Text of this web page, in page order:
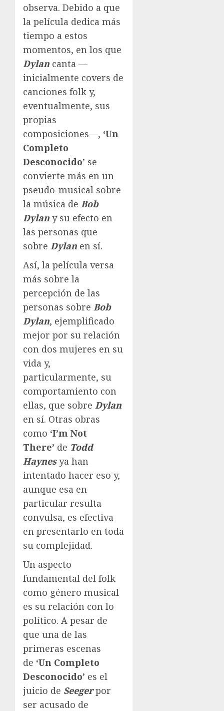
observa. Debido a que
la película dedica más
tiempo a estos
momentos, en los que
Dylan canta —
inicialmente covers de
canciones folk y,
eventualmente, sus
propias
composiciones—, ‘Un
Completo
Desconocido’ se
convierte más en un
pseudo-musical sobre
la música de Bob
Dylan y su efecto en
las personas que
sobre Dylan en sí.
Así, la película versa
más sobre la
percepción de las
personas sobre Bob
Dylan, ejemplificado
mejor por su relación
con dos mujeres en su
vida y,
particularmente, su
comportamiento con
ellas, que sobre Dylan
en sí. Otras obras
como ‘I’m Not
There’ de Todd
Haynesya han
intentado hacer eso y,
aunque esa en
particular resulta
convulsa, es efectiva
en presentarlo en toda
su complejidad.
Un aspecto
fundamental del folk
como género musical
es su relación con lo
político. A pesar de
que una de las
primeras escenas
de ‘Un Completo
Desconocido’ es el
juicio de Seegerpor
ser acusado de